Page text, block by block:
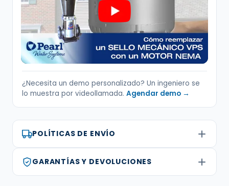
¿Necesita un demo personalizado? Un ingeniero se
lo muestra por videollamada. Agendar demo →
POLÍTICAS DE ENVÍO
GARANTÍAS Y DEVOLUCIONES